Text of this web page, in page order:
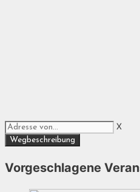
X
Vorgeschlagene